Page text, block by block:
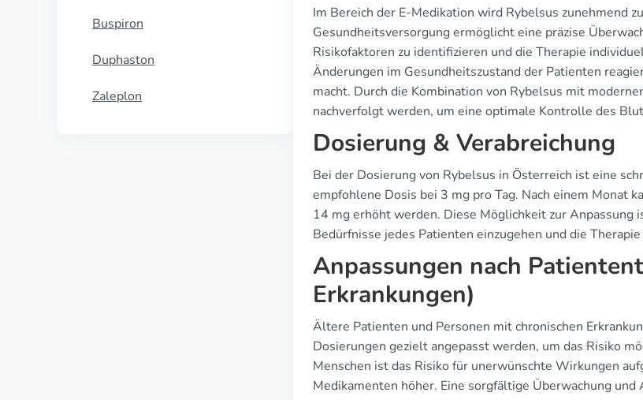
Buspiron
Duphaston
Zaleplon
Im Bereich der E-Medikation wird Rybelsus zunehmend
Gesundheitsversorgung ermöglicht eine präzise
Risikofaktoren zu identifizieren und die Therapie
Änderungen im Gesundheitszustand der Patienten
macht. Durch die Kombination von Rybelsus mit
nachverfolgt werden, um eine optimale Kontrolle des
Dosierung & Verabreichung
Bei der Dosierung von Rybelsus in Österreich ist eine
empfohlene Dosis bei 3 mg pro Tag. Nach einem Monat
14 mg erhöht werden. Diese Möglichkeit zur
Bedürfnisse jedes Patienten einzugehen und die
Anpassungen nach
Erkrankungen)
Ältere Patienten und Personen mit chronischen
Dosierungen gezielt angepasst werden, um das Risiko
Menschen ist das Risiko für unerwünschte Wirkungen
Medikamenten höher. Eine sorgfältige Überwachung